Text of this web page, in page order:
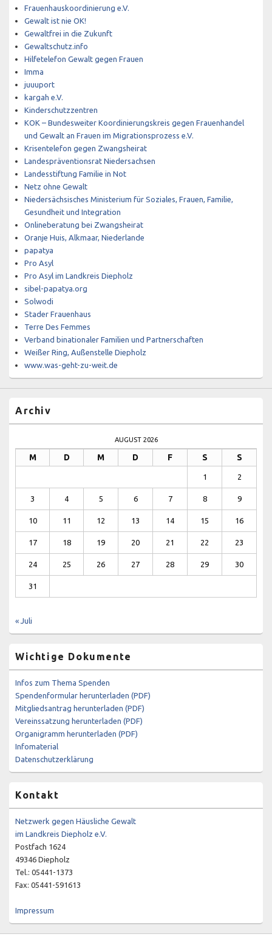
Frauenhauskoordinierung e.V.
Gewalt ist nie OK!
Gewaltfrei in die Zukunft
Gewaltschutz.info
Hilfetelefon Gewalt gegen Frauen
Imma
juuuport
kargah e.V.
Kinderschutzzentren
KOK – Bundesweiter Koordinierungskreis gegen Frauenhandel
und Gewalt an Frauen im Migrationsprozess e.V.
Krisentelefon gegen Zwangsheirat
Landespräventionsrat Niedersachsen
Landesstiftung Familie in Not
Netz ohne Gewalt
Niedersächsisches Ministerium für Soziales, Frauen, Familie,
Gesundheit und Integration
Onlineberatung bei Zwangsheirat
Oranje Huis, Alkmaar, Niederlande
papatya
Pro Asyl
Pro Asyl im Landkreis Diepholz
sibel-papatya.org
Solwodi
Stader Frauenhaus
Terre Des Femmes
Verband binationaler Familien und Partnerschaften
Weißer Ring, Außenstelle Diepholz
www.was-geht-zu-weit.de
Archiv
AUGUST 2026
M D M D F S S
1 2
3 4 5 6 7 8 9
10 11 12 13 14 15 16
17 18 19 20 21 22 23
24 25 26 27 28 29 30
31
« Juli
Wichtige Dokumente
Infos zum Thema Spenden
Spendenformular herunterladen (PDF)
Mitgliedsantrag herunterladen (PDF)
Vereinssatzung herunterladen (PDF)
Organigramm herunterladen (PDF)
Infomaterial
Datenschutzerklärung
Kontakt
Netzwerk gegen Häusliche Gewalt
im Landkreis Diepholz e.V.
Postfach 1624
49346 Diepholz
Tel.: 05441-1373
Fax: 05441-591613
Impressum